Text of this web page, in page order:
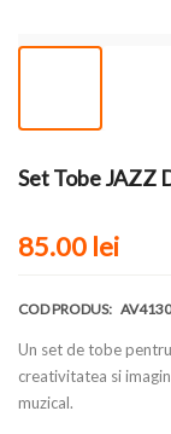
Set Tobe JAZZ
85.00 lei
COD PRODUS: AV4130
Un set de tobe
creativitatea si
muzical.